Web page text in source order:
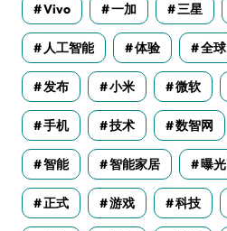
Vivo 一加 三星
人工智能 体验 全球
发布 小米 微软
手机 技术 数智网
智能 智能家居 曝光
正式 游戏 科技